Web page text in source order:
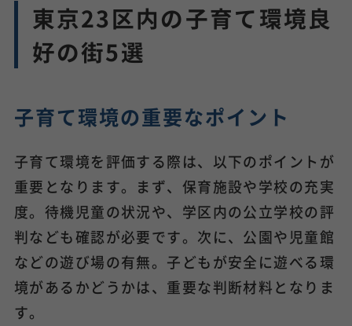
東京23区内の子育て環境良
好の街5選
子育て環境の重要なポイント
子育て環境を評価する際は、以下のポイントが
重要となります。まず、保育施設や学校の充実
度。待機児童の状況や、学区内の公立学校の評
判なども確認が必要です。次に、公園や児童館
などの遊び場の有無。子どもが安全に遊べる環
境があるかどうかは、重要な判断材料となりま
す。